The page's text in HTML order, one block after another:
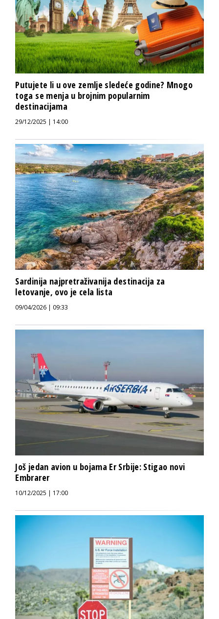
Putujete li u ove zemlje sledeće godine? Mnogo
toga se menja u brojnim popularnim
destinacijama
29/12/2025 | 14:00
Sardinija najpretraživanija destinacija za
letovanje, ovo je cela lista
09/04/2026 | 09:33
Još jedan avion u bojama Er Srbije: Stigao novi
Embrarer
10/12/2025 | 17:00